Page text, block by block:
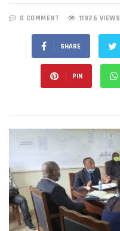
0 COMMENT 11926 VIEWS
SHARE
PIN